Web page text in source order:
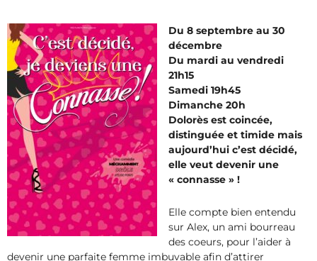
Du 8 septembre au 30
décembre
Du mardi au vendredi
21h15
Samedi 19h45
Dimanche 20h
Dolorès est coincée,
distinguée et timide mais
aujourd’hui c’est décidé,
elle veut devenir une
« connasse » !
Elle compte bien entendu
sur Alex, un ami bourreau
des coeurs, pour l’aider à
devenir une parfaite femme imbuvable afin d’attirer